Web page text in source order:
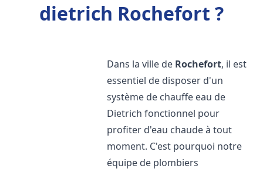
dietrich Rochefort ?
Dans la ville de Rochefort, il est
essentiel de disposer d'un
système de chauffe eau de
Dietrich fonctionnel pour
profiter d'eau chaude à tout
moment. C'est pourquoi notre
équipe de plombiers